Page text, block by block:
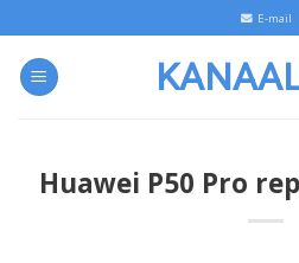
to
content
E-mail
Huawei P50 Pro